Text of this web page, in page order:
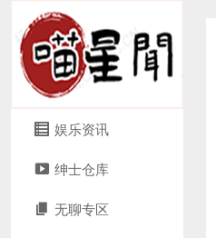
娱乐资讯
绅士仓库
无聊专区